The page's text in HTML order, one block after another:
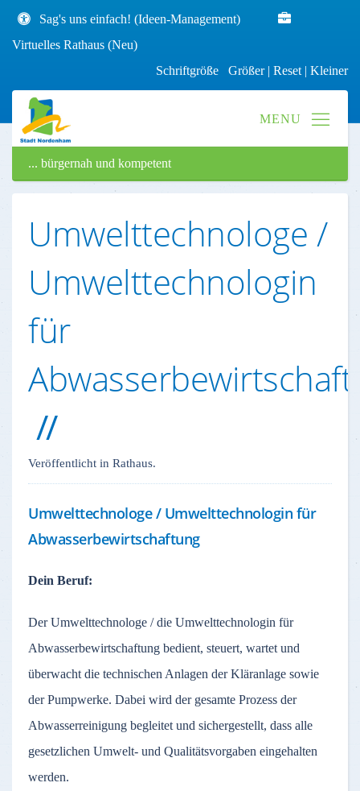
Sag's uns einfach! (Ideen-Management)
Virtuelles Rathaus (Neu)
Schriftgröße Größer| Reset | Kleiner
... bürgernah und kompetent
Umwelttechnologe /
Umwelttechnologin
für
Veröffentlicht in Rathaus.
Umwelttechnologe / Umwelttechnologin für
Abwasserbewirtschaftung
Dein Beruf:
Der Umwelttechnologe / die Umwelttechnologin für
Abwasserbewirtschaftung bedient, steuert, wartet und
überwacht die technischen Anlagen der Kläranlage sowie
der Pumpwerke. Dabei wird der gesamte Prozess der
Abwasserreinigung begleitet und sichergestellt, dass alle
gesetzlichen Umwelt- und Qualitätsvorgaben eingehalten
werden.